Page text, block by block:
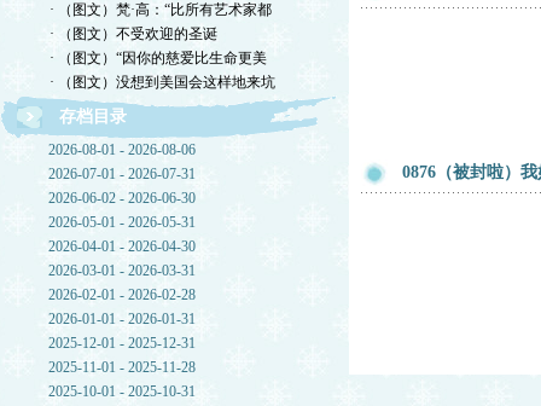
· （图文）梵·高：“比所有艺术家都
· （图文）不受欢迎的圣诞
· （图文）“因你的慈爱比生命更美
· （图文）没想到美国会这样地来坑
存档目录
2026-08-01 - 2026-08-06
2026-07-01 - 2026-07-31
2026-06-02 - 2026-06-30
2026-05-01 - 2026-05-31
2026-04-01 - 2026-04-30
2026-03-01 - 2026-03-31
2026-02-01 - 2026-02-28
2026-01-01 - 2026-01-31
2025-12-01 - 2025-12-31
2025-11-01 - 2025-11-28
2025-10-01 - 2025-10-31
0876（被封啦）